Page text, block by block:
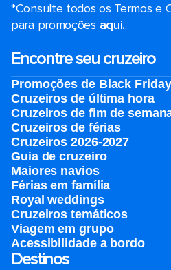
*Consulte todos os Termos e
para promoções aqui..
Encontre seu cruzeiro
Promoções de Black Friday
Cruzeiros de última hora
Cruzeiros de fim de
Cruzeiros de férias
Cruzeiros 2026-2027
Guia de cruzeiro
Maiores navios
Férias em família
Royal weddings
Cruzeiros temáticos
Viagem em grupo
Acessibilidade a bordo
Destinos